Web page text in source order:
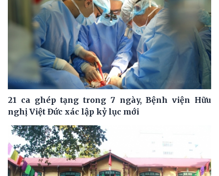
21 ca ghép tạng trong 7 ngày, Bệnh viện Hữu
nghị Việt Đức xác lập kỷ lục mới